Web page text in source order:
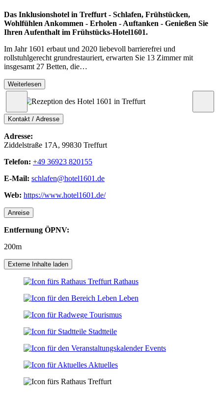
Das Inklusionshotel in Treffurt - Schlafen, Frühstücken,
Wohlfühlen Ankommen - Erholen - Auftanken - Genießen Sie
Ihren Aufenthalt im Frühstücks-Hotel1601.
Im Jahr 1601 erbaut und 2020 liebevoll barrierefrei und
rollstuhlgerecht grundrestauriert, erwarten Sie 13 Zimmer mit
insgesamt 27 Betten, die…
Weiterlesen
Kontakt / Adresse
Adresse:
Ziddelstraße 17A, 99830 Treffurt
Telefon: +49 36923 820155
E-Mail: schlafen@hotel1601.de
Web: https://www.hotel1601.de/
Anreise
Entfernung ÖPNV:
200m
+
Externe Inhalte laden
Rathaus
Leben
Tourismus
Stadtteile
Events
Aktuelles